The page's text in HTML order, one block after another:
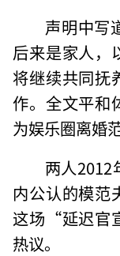
声明中写
后来是家人，
将继续共同抚
作。全文平和
为娱乐圈离婚
两人2012
内公认的模范
这场“延迟官
热议。